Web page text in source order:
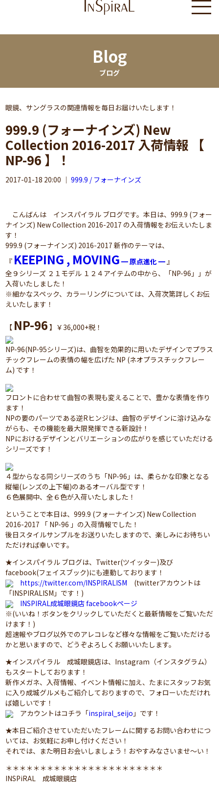
Blog
ブログ
眼鏡、サングラスの関連情報を毎日お届けいたします！
999.9 (フォーナインズ) New
Collection 2016-2017 入荷情報 【
NP-96 】！
2017-01-18 20:00 ｜999.9 / フォーナインズ
こんばんは インスパイラル ブログです。本日は、999.9 (フォー
ナインズ) New Collection 2016-2017 の入荷情報をお伝えいたしま
す！
999.9 (フォーナインズ) 2016-2017 新作のテーマは、
『 KEEPING , MOVING ━ 原点進化 ━』
全９シリーズ ２１モデル １２４アイテムの中から、「NP-96」」が
入荷いたしました！
※細かなスペック、カラーリングについては、入荷次第詳しくお伝
えいたします！
【 NP-96 】￥36,000+税！
NP-96(NP-95シリーズ)は、曲智を効果的に用いたデザインでプラス
チックフレームの表情の幅を広げた NP (ネオプラスチックフレー
ム) です！
フロントに合わせて曲智の表現も変えることで、豊かな表情を作り
ます！
NPの要のパーツである逆Rヒンジは、曲智のデザインに溶け込みな
がらも、その機能を最大限発揮できる新設計！
NPにおけるデザインとバリエーションの広がりを感じていただける
シリーズです！
４型からなる同シリーズのうち「NP-96」は、柔らかな印象となる
縦幅(レンズの上下幅)のあるオーバル型です！
６色展開中、全６色が入荷いたしました！
ということで本日は、999.9 (フォーナインズ) New Collection
2016-2017 「 NP-96 」の入荷情報でした！
後日スタイルサンプルをお送りいたしますので、楽しみにお待ちい
ただければ幸いです。
★インスパイラル ブログは、Twitter(ツイッター)及び
facebook(フェイスブック)にも連動しております！
https://twitter.com/INSPIRALISM (twitterアカウントは
「INSPIRALISM」です！)
INSPIRAL成城眼鏡店 facebookページ
※(いいね！ボタンをクリックしていただくと最新情報をご覧いただ
けます！)
超速報やブログ以外でのアレコレなど様々な情報をご覧いただける
かと思いますので、どうぞよろしくお願いいたします。
★インスパイラル 成城眼鏡店は、Instagram（インスタグラム）
もスタートしております！
新作メガネ、入荷情報、イベント情報に加え、たまにスタッフお気
に入り成城グルメもご紹介しておりますので、フォローいただけれ
ば嬉しいです！
アカウントはコチラ「inspiral_seijo 」です！
★本日ご紹介させていただいたフレームに関するお問い合わせにつ
いては、お気軽にお申し付けください！
それでは、また明日お会いしましょう！おやすみなさいませ～い！
＊＊＊＊＊＊＊＊＊＊＊＊＊＊＊＊＊＊＊＊＊＊＊
INSPiRAL 成城眼鏡店